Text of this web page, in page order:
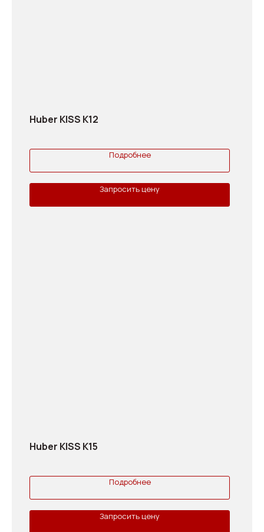
Huber KISS K12
Подробнее
Запросить цену
Huber KISS K15
Подробнее
Запросить цену